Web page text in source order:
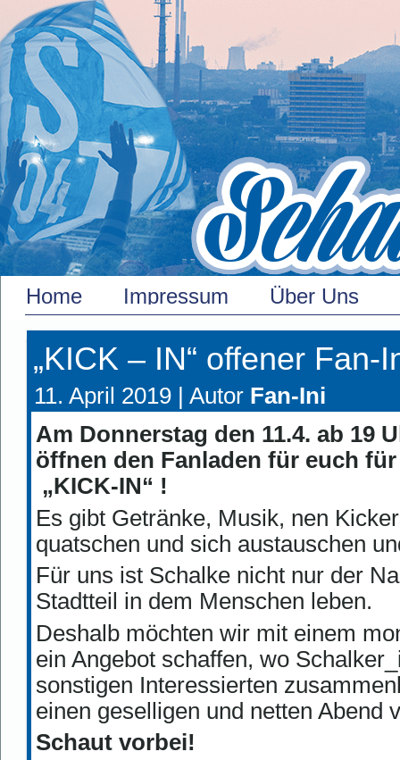
Home Impressum Über Uns
„KICK – IN“ offener Fan-
11. April 2019 | Autor Fan-Ini
Am Donnerstag den 11.4. ab 19
öffnen den Fanladen für euch
„KICK-IN“ !
Es gibt Getränke, Musik, nen
quatschen und sich austauschen
Für uns ist Schalke nicht nur der
Stadtteil in dem Menschen leben.
Deshalb möchten wir mit einem
ein Angebot schaffen, wo
sonstigen Interessierten
einen geselligen und netten Abend
Schaut vorbei!